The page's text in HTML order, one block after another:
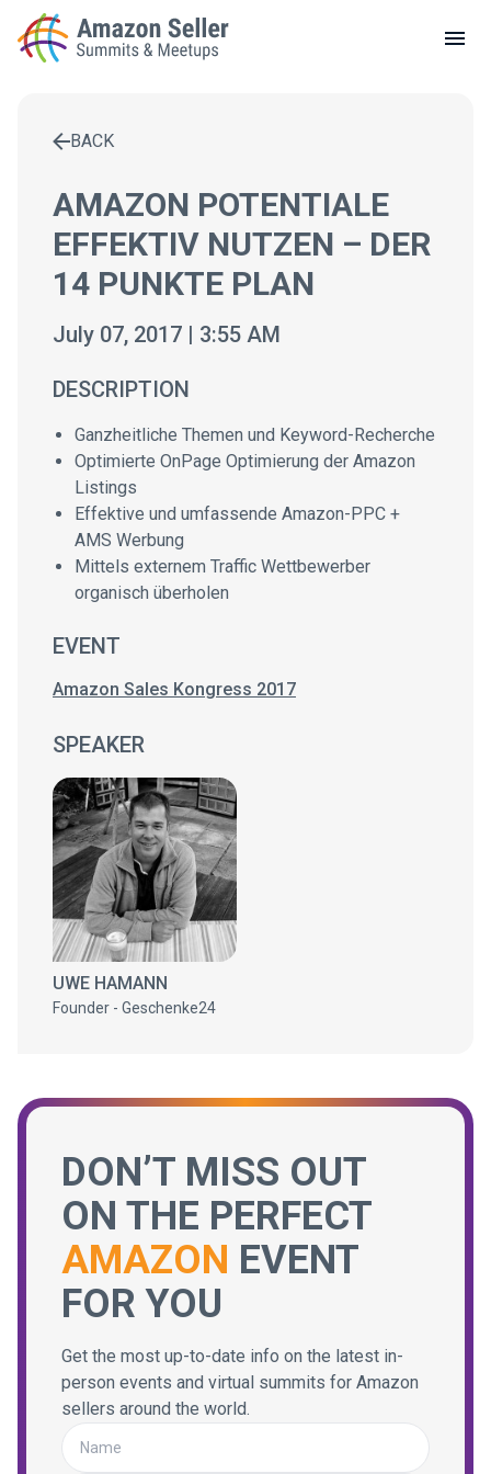
LOCAL MEETUPS
CONTACT
BACK
AMAZON POTENTIALE
EFFEKTIV NUTZEN – DER
14 PUNKTE PLAN
July 07, 2017 | 3:55 AM
DESCRIPTION
Ganzheitliche Themen und Keyword-Recherche
Optimierte OnPage Optimierung der Amazon
Listings
Effektive und umfassende Amazon-PPC +
AMS Werbung
Mittels externem Traffic Wettbewerber
organisch überholen
EVENT
Amazon Sales Kongress 2017
SPEAKER
UWE HAMANN
Founder - Geschenke24
DON’T MISS OUT
ON THE PERFECT
AMAZON EVENT
FOR YOU
Get the most up-to-date info on the latest in-
person events and virtual summits for Amazon
sellers around the world.